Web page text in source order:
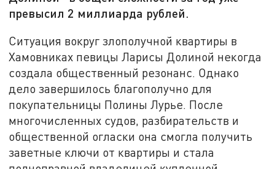
превысил 2 миллиарда рублей.
Ситуация вокруг злополучной квартиры в
Хамовниках певицы Ларисы Долиной некогда
создала общественный резонанс. Однако
дело завершилось благополучно для
покупательницы Полины Лурье. После
многочисленных судов, разбирательств и
общественной огласки она смогла получить
заветные ключи от квартиры и стала